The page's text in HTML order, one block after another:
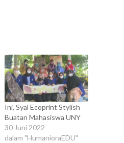
Ini, Syal Ecoprint Stylish
Buatan Mahasiswa UNY
30 Juni 2022
dalam "HumanioraEDU"